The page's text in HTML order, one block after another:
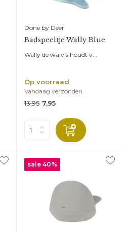
Done by Deer
Badspeeltje Wally Blue
Wally de walvis houdt v...
Op voorraad
Vandaag verzonden
13,95 7,95
sale 40%